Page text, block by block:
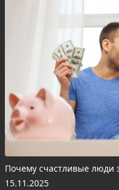
Почему счастливые люди
15.11.2025